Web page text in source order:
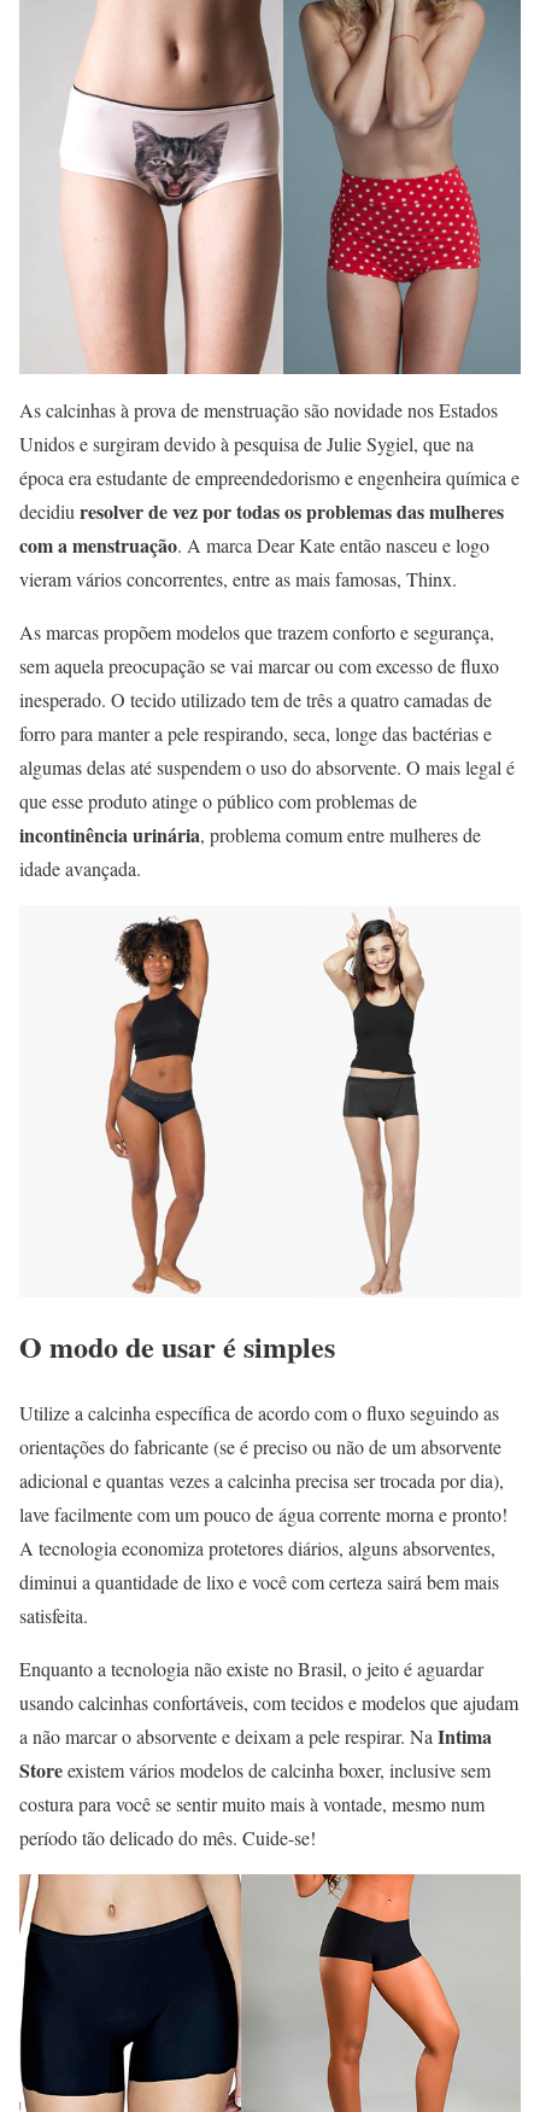
As calcinhas à prova de menstruação são novidade nos Estados
Unidos e surgiram devido à pesquisa de Julie Sygiel, que na
época era estudante de empreendedorismo e engenheira química e
decidiu resolver de vez por todas os problemas das mulheres
com a menstruação. A marca Dear Kate então nasceu e logo
vieram vários concorrentes, entre as mais famosas, Thinx.
As marcas propõem modelos que trazem conforto e segurança,
sem aquela preocupação se vai marcar ou com excesso de fluxo
inesperado. O tecido utilizado tem de três a quatro camadas de
forro para manter a pele respirando, seca, longe das bactérias e
algumas delas até suspendem o uso do absorvente. O mais legal é
que esse produto atinge o público com problemas de
incontinência urinária, problema comum entre mulheres de
idade avançada.
O modo de usar é simples
Utilize a calcinha específica de acordo com o fluxo seguindo as
orientações do fabricante (se é preciso ou não de um absorvente
adicional e quantas vezes a calcinha precisa ser trocada por dia),
lave facilmente com um pouco de água corrente morna e pronto!
A tecnologia economiza protetores diários, alguns absorventes,
diminui a quantidade de lixo e você com certeza sairá bem mais
satisfeita.
Enquanto a tecnologia não existe no Brasil, o jeito é aguardar
usando calcinhas confortáveis, com tecidos e modelos que ajudam
a não marcar o absorvente e deixam a pele respirar. Na Intima
Storeexistem vários modelos de calcinha boxer, inclusive sem
costura para você se sentir muito mais à vontade, mesmo num
período tão delicado do mês. Cuide-se!